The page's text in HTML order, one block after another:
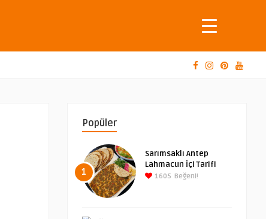
Popüler
1
Sarımsaklı Antep
Lahmacun İçi Tarifi
1605 Beğeni!